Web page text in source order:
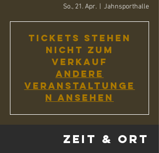
So., 21. Apr. Jahnsporthalle
Tickets stehen
nicht zum
Verkauf
Andere
Veranstaltunge
n ansehen
Zeit & Ort